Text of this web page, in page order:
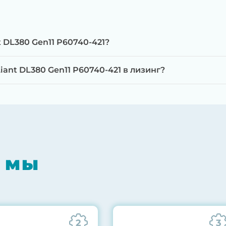
на специализированном оборудовании с
нагрузкой в течение 72 часов для проверки
Gen11 P60740-421?
DL380 Gen11 P60740-421 в лизинг?
мы
2 3